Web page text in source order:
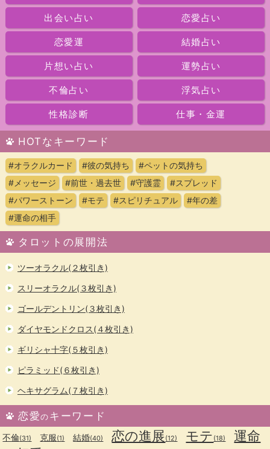
出会い占い 恋愛占い
恋愛運 結婚占い
片想い占い 運勢占い
不倫占い 浮気占い
性格診断 仕事・金運
HOTなキーワード
#オラクルカード #彼の気持ち
#ペットの気持ち
#メッセージ
#前世・過去世 #守護霊
#スプレッド
#パワーストーン
#モテ #スピリチュアル
#年の差
#運命の相手
タロットの展開法
ツーオラクル(２枚引き)
スリーオラクル(３枚引き)
ゴールデントリン(３枚引き)
ダイヤモンドクロス(４枚引き)
ギリシャ十字(５枚引き)
ピラミッド(６枚引き)
ヘキサグラム(７枚引き)
恋愛のキーワード
不倫(31) 克服(1) 結婚(40) 恋の進展(12) モテ (18)
運命